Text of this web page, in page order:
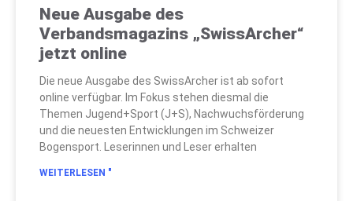
Neue Ausgabe des
Verbandsmagazins „SwissArcher“
jetzt online
Die neue Ausgabe des SwissArcher ist ab sofort
online verfügbar. Im Fokus stehen diesmal die
Themen Jugend+Sport (J+S), Nachwuchsförderung
und die neuesten Entwicklungen im Schweizer
Bogensport. Leserinnen und Leser erhalten
WEITERLESEN "